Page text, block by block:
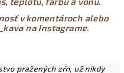
v komentároch alebo
na Instagrame.
pražených zŕn, už nikdy